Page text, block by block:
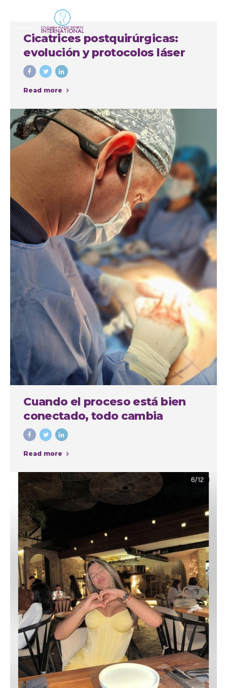
Cicatrices postquirúrgicas:
evolución y protocolos láser
Read more
Cuando el proceso está bien
conectado, todo cambia
Read more